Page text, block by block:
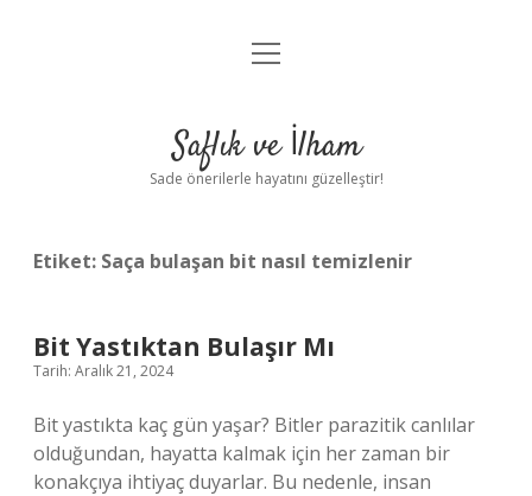
Anasayfa
Yasal Uyarı
menüyü
Saflık ve İlham
Sade önerilerle hayatını güzelleştir!
Etiket: Saça bulaşan bit nasıl temizlenir
Bit Yastıktan Bulaşır Mı
Tarih: Aralık 21, 2024
Bit yastıkta kaç gün yaşar? Bitler parazitik canlılar
olduğundan, hayatta kalmak için her zaman bir
konakçıya ihtiyaç duyarlar. Bu nedenle, insan